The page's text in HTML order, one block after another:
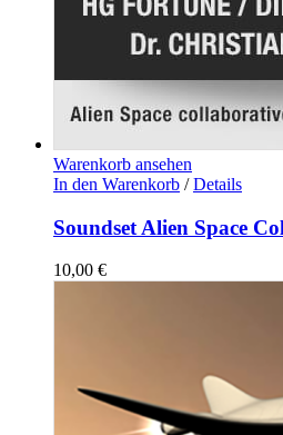
Warenkorb ansehen
In den Warenkorb / Details
Soundset Alien Space
10,00 €